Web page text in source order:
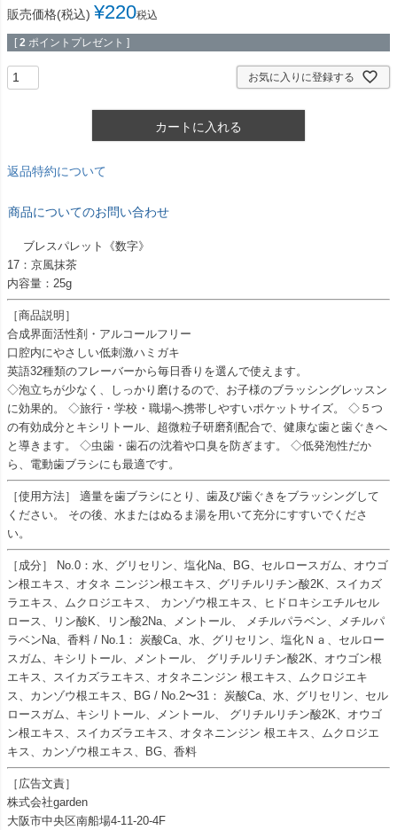
販売価格(税込) ¥220税込
[ 2 ポイントプレゼント ]
お気に入りに登録する
カートに入れる
返品特約について
商品についてのお問い合わせ
ブレスパレット《数字》
17：京風抹茶
内容量：25g
［商品説明］
合成界面活性剤・アルコールフリー
口腔内にやさしい低刺激ハミガキ
英語32種類のフレーバーから毎日香りを選んで使えます。
◇泡立ちが少なく、しっかり磨けるので、お子様のブラッシングレッスン
に効果的。 ◇旅行・学校・職場へ携帯しやすいポケットサイズ。 ◇５つ
の有効成分とキシリトール、超微粒子研磨剤配合で、健康な歯と歯ぐきへ
と導きます。 ◇虫歯・歯石の沈着や口臭を防ぎます。 ◇低発泡性だか
ら、電動歯ブラシにも最適です。
［使用方法］ 適量を歯ブラシにとり、歯及び歯ぐきをブラッシングして
ください。 その後、水またはぬるま湯を用いて充分にすすいでくださ
い。
［成分］ No.0：水、グリセリン、塩化Na、BG、セルロースガム、オウゴ
ン根エキス、オタネ ニンジン根エキス、グリチルリチン酸2K、スイカズ
ラエキス、ムクロジエキス、 カンゾウ根エキス、ヒドロキシエチルセル
ロース、リン酸K、リン酸2Na、メントール、 メチルパラベン、メチルパ
ラベンNa、香料 / No.1： 炭酸Ca、水、グリセリン、塩化Ｎａ、セルロー
スガム、キシリトール、メントール、 グリチルリチン酸2K、オウゴン根
エキス、スイカズラエキス、オタネニンジン 根エキス、ムクロジエキ
ス、カンゾウ根エキス、BG / No.2〜31： 炭酸Ca、水、グリセリン、セル
ロースガム、キシリトール、メントール、 グリチルリチン酸2K、オウゴ
ン根エキス、スイカズラエキス、オタネニンジン 根エキス、ムクロジエ
キス、カンゾウ根エキス、BG、香料
［広告文責］
株式会社garden
大阪市中央区南船場4-11-20-4F